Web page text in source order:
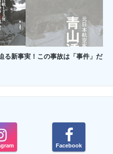
る新事実！この事故は「事件」だ
Facebook